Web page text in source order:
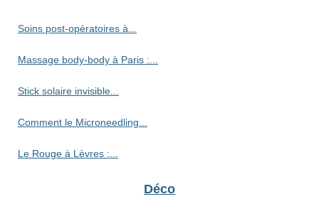
Soins post-opératoires à...
Massage body-body à Paris :...
Stick solaire invisible...
Comment le Microneedling...
Le Rouge à Lèvres :...
Déco